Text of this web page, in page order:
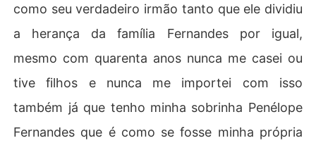
como seu verdadeiro irmão tanto que ele dividiu
a herança da família Fernandes por igual,
mesmo com quarenta anos nunca me casei ou
tive filhos e nunca me importei com isso
também já que tenho minha sobrinha Penélope
Fernandes que é como se fosse minha própria